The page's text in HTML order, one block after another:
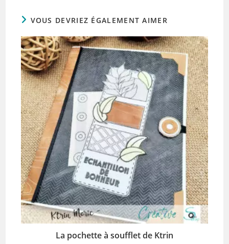
VOUS DEVRIEZ ÉGALEMENT AIMER
La pochette à soufflet de Ktrin